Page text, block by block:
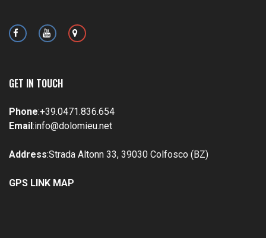
GET IN TOUCH
Phone:+39.0471.836.654
Email:info@dolomieu.net
Address:Strada Altonn 33, 39030 Colfosco (BZ)
GPS LINK MAP